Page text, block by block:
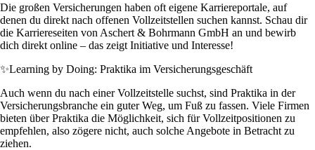
Die großen Versicherungen haben oft eigene Karriereportale, auf
denen du direkt nach offenen Vollzeitstellen suchen kannst. Schau dir
die Karriereseiten von Aschert & Bohrmann GmbH an und bewirb
dich direkt online – das zeigt Initiative und Interesse!
✨Learning by Doing: Praktika im Versicherungsgeschäft
Auch wenn du nach einer Vollzeitstelle suchst, sind Praktika in der
Versicherungsbranche ein guter Weg, um Fuß zu fassen. Viele Firmen
bieten über Praktika die Möglichkeit, sich für Vollzeitpositionen zu
empfehlen, also zögere nicht, auch solche Angebote in Betracht zu
ziehen.